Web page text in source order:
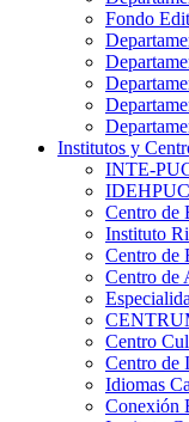
Fondo
Institutos y
INTE-
Centro de
Instituto
Centro de
Centro de
Centro
Centro de
Idiomas
Conexión